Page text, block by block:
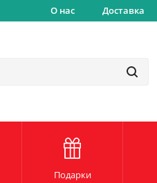
О нас Доставка
Подарки